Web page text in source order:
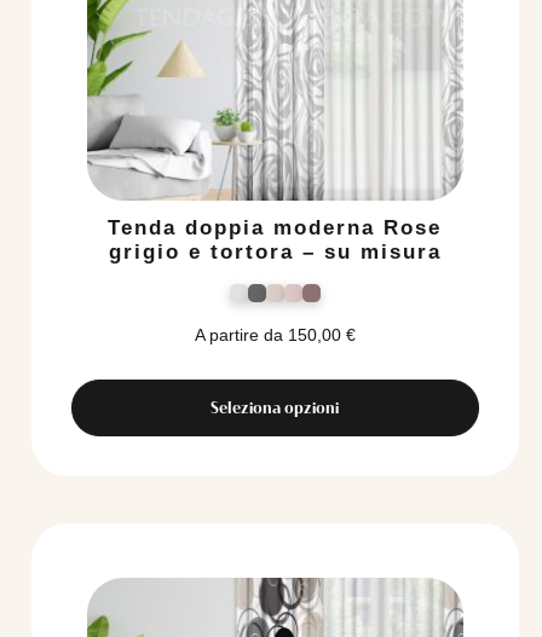
Tenda doppia moderna Rose
grigio e tortora – su misura
A partire da 150,00 €
Seleziona opzioni